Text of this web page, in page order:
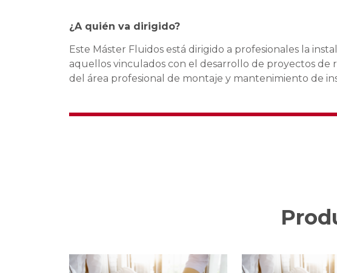
¿A quién va dirigido?
Este Máster Fluidos está dirigido a profesionales la
aquellos vinculados con el desarrollo de proyectos de
del área profesional de montaje y mantenimiento de